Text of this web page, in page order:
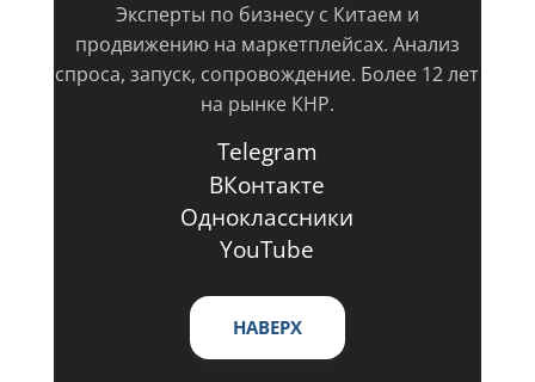
Эксперты по бизнесу с Китаем и
продвижению на маркетплейсах. Анализ
спроса, запуск, сопровождение. Более 12 лет
на рынке КНР.
Telegram
ВКонтакте
Одноклассники
YouTube
НАВЕРХ